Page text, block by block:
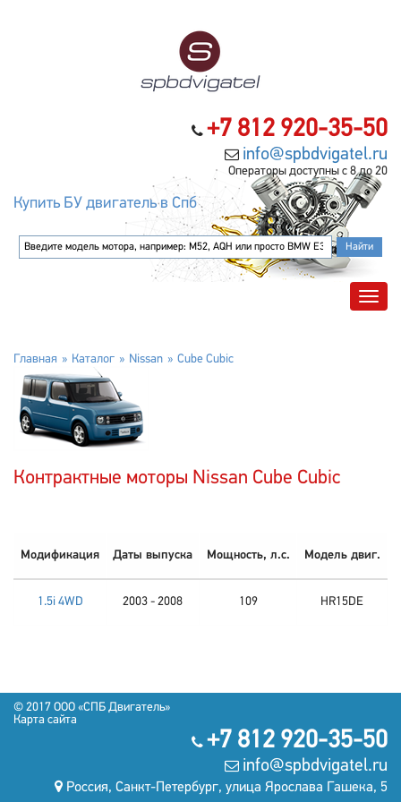
+7 812 920-35-50
info@spbdvigatel.ru
Операторы доступны с 8 до 20
Купить БУ двигатель в Спб
Главная Каталог Nissan Cube Cubic
Контрактные моторы Nissan Cube Cubic
Модификация Даты выпуска Мощность, л.с. Модель двиг.
1.5i 4WD 2003 - 2008 109 HR15DE
© 2017 OOO «СПБ Двигатель»
Карта сайта
+7 812 920-35-50
info@spbdvigatel.ru
Россия, Санкт-Петербург, улица Ярослава Гашека, 5